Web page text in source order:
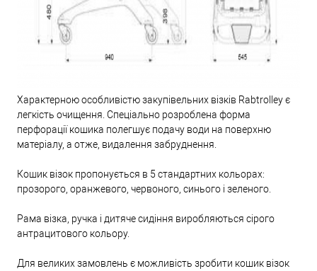
Характерною особливістю закупівельних візків Rabtrolley є
легкість очищення. Спеціально розроблена форма
перфорації кошика полегшує подачу води на поверхню
матеріалу, а отже, видалення забруднення.
Кошик візок пропонується в 5 стандартних кольорах:
прозорого, оранжевого, червоного, синього і зеленого.
Рама візка, ручка і дитяче сидіння виробляються сірого
антрацитового кольору.
Для великих замовлень є можливість зробити кошик візок